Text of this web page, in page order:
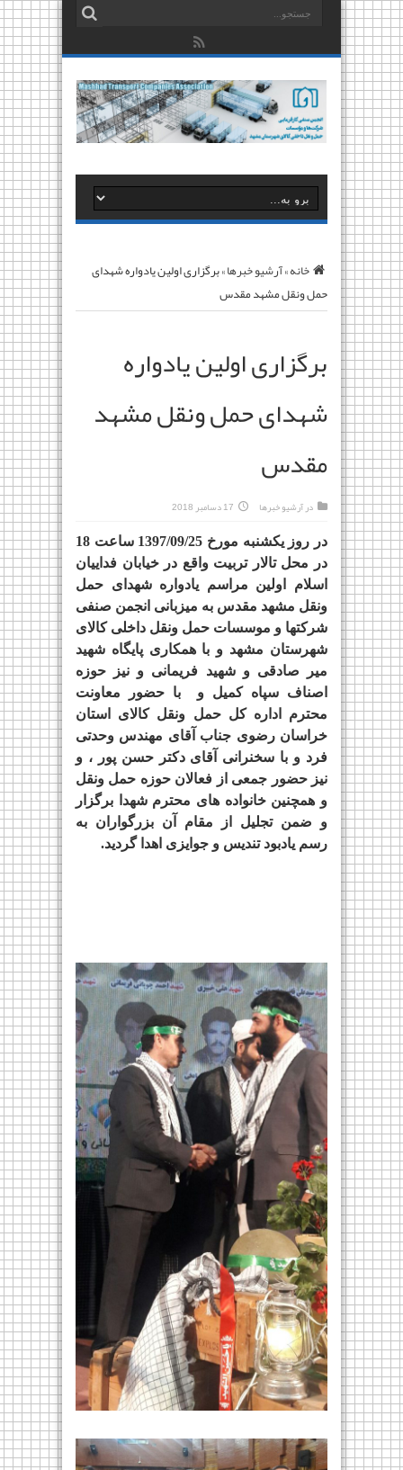
خانه»آرشیو خبرها»برگزاری اولین یادواره شهدای
حمل ونقل مشهد مقدس
برگزاری اولین یادواره
شهدای حمل ونقل مشهد
مقدس
درآرشیو خبرها 17 دسامبر 2018
در روز یکشنبه مورخ 1397/09/25 ساعت 18
در محل تالار تربیت واقع در خیابان فداییان
اسلام اولین مراسم یادواره شهدای حمل
ونقل مشهد مقدس به میزبانی انجمن صنفی
شرکتها و موسسات حمل ونقل داخلی کالای
شهرستان مشهد و با همکاری پایگاه شهید
میر صادقی و شهید فریمانی و نیز حوزه
اصناف سپاه کمیل و
با حضور معاونت
محترم اداره کل حمل ونقل کالای استان
خراسان رضوی جناب آقای مهندس وحدتی
فرد و با سخنرانی آقای دکتر حسن پور ، و
نیز حضور جمعی از فعالان حوزه حمل ونقل
و همچنین خانواده های محترم شهدا برگزار
و ضمن تجلیل از مقام آن بزرگواران به
رسم یادبود تندیس و جوایزی اهدا گردید.